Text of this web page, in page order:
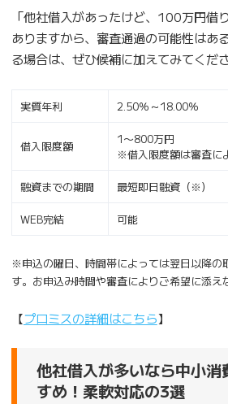
「他社借入があったけど、100万円借
ありますから、審査通過の可能性はあ
る場合は、ぜひ候補に加えてみてくださ
実質年利 2.50％～18.00％
借入限度額
1〜800万円
※借入限度額は審査に
融資までの期間 最短即日融資（※）
WEB完結 可能
※申込の曜日、時間帯によっては翌日以降の
す。お申込み時間や審査によりご希望に添え
【プロミスの詳細はこちら】
他社借入が多いなら中小消
すめ！柔軟対応の3選